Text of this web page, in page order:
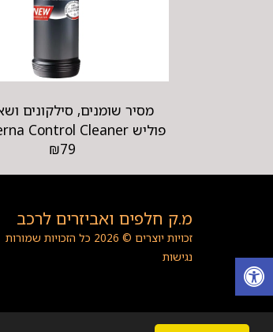
מסיר שומנים, סילקונים
פוליש Menzerna Control Cleaner
₪79
מ.ק חלפים ואביזרים לרכב
זכויות יוצרים © 2026 כל הזכויות שמורות
נגישות